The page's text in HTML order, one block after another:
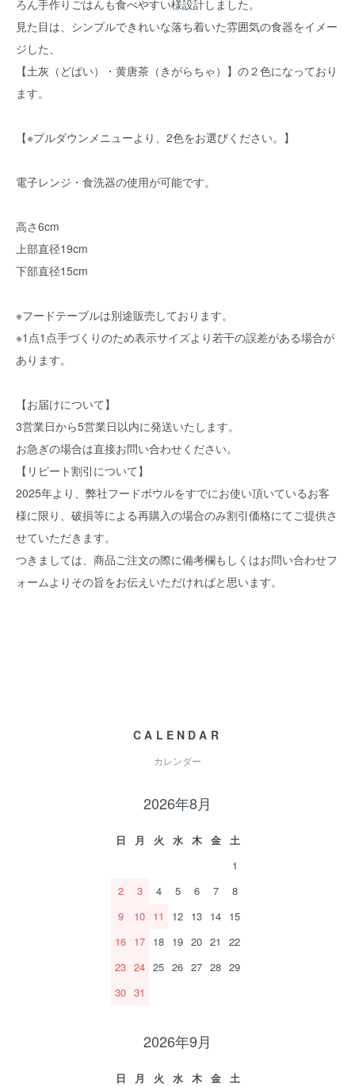
ろん手作りごはんも食べやすい様設計しました。
見た目は、シンプルできれいな落ち着いた雰囲気の食器をイメー
ジした、
【土灰（どばい）・黄唐茶（きがらちゃ）】の２色になっており
ます。
【※プルダウンメニューより、2色をお選びください。】
電子レンジ・食洗器の使用が可能です。
高さ6cm
上部直径19cm
下部直径15cm
※フードテーブルは別途販売しております。
※1点1点手づくりのため表示サイズより若干の誤差がある場合が
あります。
【お届けについて】
3営業日から5営業日以内に発送いたします。
お急ぎの場合は直接お問い合わせください。
【リピート割引について】
2025年より、弊社フードボウルをすでにお使い頂いているお客
様に限り、破損等による再購入の場合のみ割引価格にてご提供さ
せていただきます。
つきましては、商品ご注文の際に備考欄もしくはお問い合わせフ
ォームよりその旨をお伝えいただければと思います。
CALENDAR
カレンダー
2026年8月
日 月 火 水 木 金
土
1
2
3 4 5 6 7
8
9
10 11 12 13 14 15
16 17 18 19 20 21
22
23 24 25 26 27 28 29
30 31
2026年9月
日 月 火 水 木 金
土